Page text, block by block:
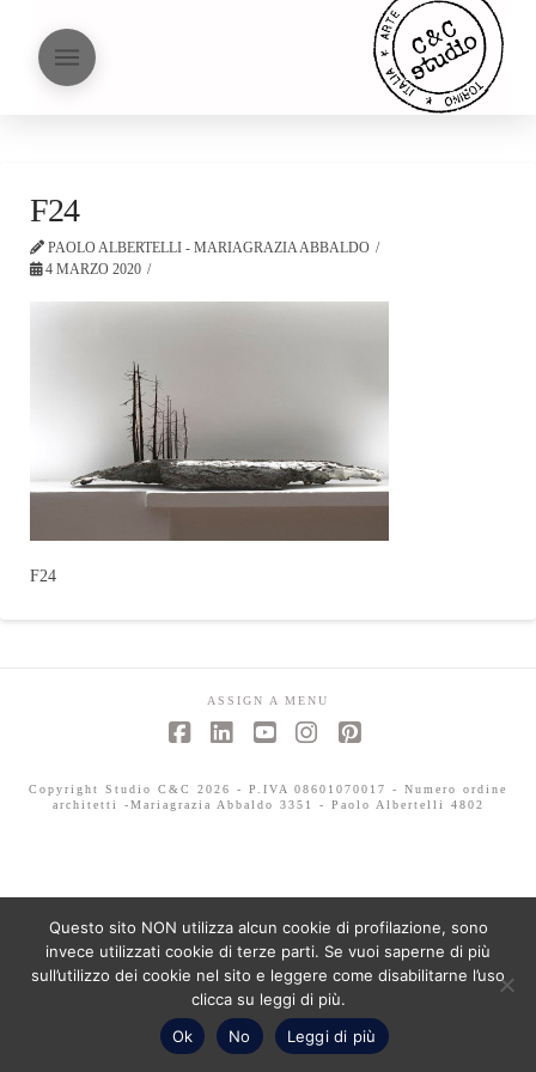
F24
PAOLO ALBERTELLI - MARIAGRAZIA ABBALDO
4 MARZO 2020
F24
ASSIGN A MENU
Copyright Studio C&C 2026 - P.IVA 08601070017 - Numero ordine
architetti -Mariagrazia Abbaldo 3351 - Paolo Albertelli 4802
Questo sito NON utilizza alcun cookie di profilazione, sono
invece utilizzati cookie di terze parti. Se vuoi saperne di più
sull’utilizzo dei cookie nel sito e leggere come disabilitarne l’uso
clicca su leggi di più.
Ok
No Leggi di più